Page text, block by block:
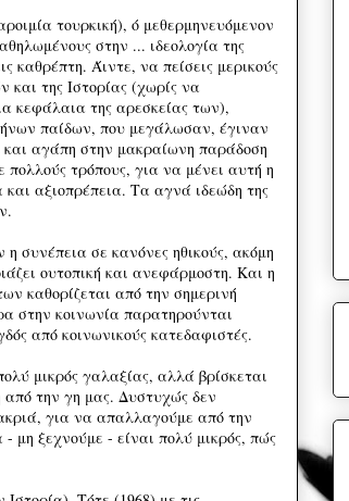
τουρκική), ό μεθερμηνευόμενον
στην ... ιδεολογία της
καθρέπτη. Άιντε, να πείσεις μερικούς
και της Ιστορίας (χωρίς να
κεφάλαια της αρεσκείας των),
παίδων, που μεγάλωσαν, έγιναν
αγάπη στην μακραίωνη παράδοση
τρόπους, για να μένει αυτή η
αξιοπρέπεια. Τα αγνά ιδεώδη της
η συνέπεια σε κανόνες ηθικούς, ακόμη
ουτοπική και ανεφάρμοστη. Και η
καθορίζεται από την σημερινή
στην κοινωνία παρατηρούνται
από κοινωνικούς κατεδαφιστές.
μικρός γαλαξίας, αλλά βρίσκεται
την γη μας. Δυστυχώς δεν
για να απαλλαγούμε από την
μη ξεχνούμε - είναι πολύ μικρός, πώς